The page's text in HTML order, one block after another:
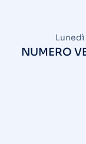
Lunedì
NUMERO